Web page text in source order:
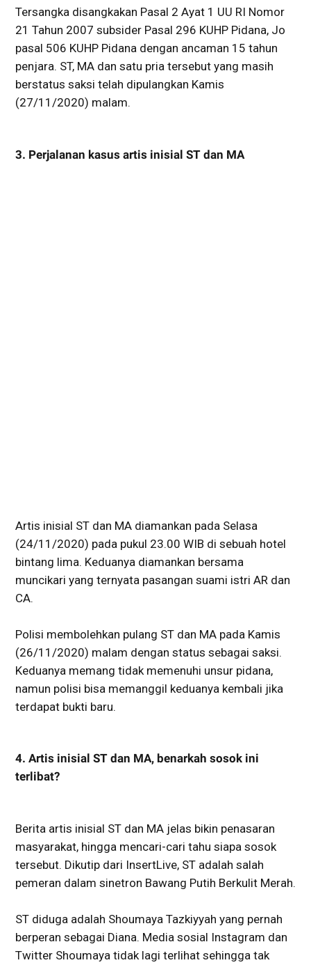
Tersangka disangkakan Pasal 2 Ayat 1 UU RI Nomor
21 Tahun 2007 subsider Pasal 296 KUHP Pidana, Jo
pasal 506 KUHP Pidana dengan ancaman 15 tahun
penjara. ST, MA dan satu pria tersebut yang masih
berstatus saksi telah dipulangkan Kamis
(27/11/2020) malam.
3. Perjalanan kasus artis inisial ST dan MA
Artis inisial ST dan MA diamankan pada Selasa
(24/11/2020) pada pukul 23.00 WIB di sebuah hotel
bintang lima. Keduanya diamankan bersama
muncikari yang ternyata pasangan suami istri AR dan
CA.
Polisi membolehkan pulang ST dan MA pada Kamis
(26/11/2020) malam dengan status sebagai saksi.
Keduanya memang tidak memenuhi unsur pidana,
namun polisi bisa memanggil keduanya kembali jika
terdapat bukti baru.
4. Artis inisial ST dan MA, benarkah sosok ini
terlibat?
Berita artis inisial ST dan MA jelas bikin penasaran
masyarakat, hingga mencari-cari tahu siapa sosok
tersebut. Dikutip dari InsertLive, ST adalah salah
pemeran dalam sinetron Bawang Putih Berkulit Merah.
ST diduga adalah Shoumaya Tazkiyyah yang pernah
berperan sebagai Diana. Media sosial Instagram dan
Twitter Shoumaya tidak lagi terlihat sehingga tak